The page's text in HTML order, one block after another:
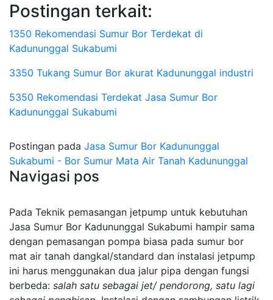
Postingan terkait:
1350 Rekomendasi Sumur Bor Terdekat di
Kadununggal Sukabumi
3350 Tukang Sumur Bor akurat Kadununggal industri
5350 Rekomendasi Terdekat Jasa Sumur Bor
Kadununggal Sukabumi
Postingan pada Jasa Sumur Bor Kadununggal
Sukabumi - Bor Sumur Mata Air Tanah Kadununggal
Navigasi pos
Pada Teknik pemasangan jetpump untuk kebutuhan
Jasa Sumur Bor Kadununggal Sukabumi hampir sama
dengan pemasangan pompa biasa pada sumur bor
mat air tanah dangkal/standard dan instalasi jetpump
ini harus menggunakan dua jalur pipa dengan fungsi
berbeda: salah satu sebagai jet/ pendorong, satu lagi